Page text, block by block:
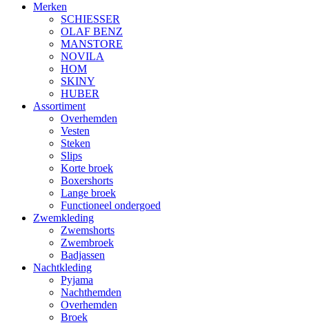
Merken
SCHIESSER
OLAF BENZ
MANSTORE
NOVILA
HOM
SKINY
HUBER
Assortiment
Overhemden
Vesten
Steken
Slips
Korte broek
Boxershorts
Lange broek
Functioneel ondergoed
Zwemkleding
Zwemshorts
Zwembroek
Badjassen
Nachtkleding
Pyjama
Nachthemden
Overhemden
Broek